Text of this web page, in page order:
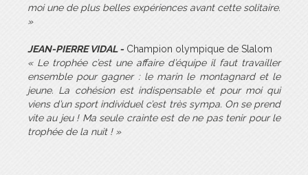
moi une de plus belles expériences avant cette solitaire.
»
JEAN-PIERRE VIDAL - Champion olympique de Slalom
« Le trophée c’est une affaire d’équipe il faut travailler
ensemble pour gagner : le marin le montagnard et le
jeune. La cohésion est indispensable et pour moi qui
viens d’un sport individuel c’est très sympa. On se prend
vite au jeu ! Ma seule crainte est de ne pas tenir pour le
trophée de la nuit ! »